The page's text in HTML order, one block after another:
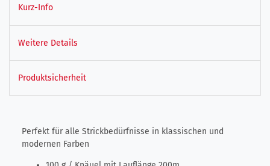
Kurz-Info
Weitere Details
Produktsicherheit
Perfekt für alle Strickbedürfnisse in klassischen und
modernen Farben